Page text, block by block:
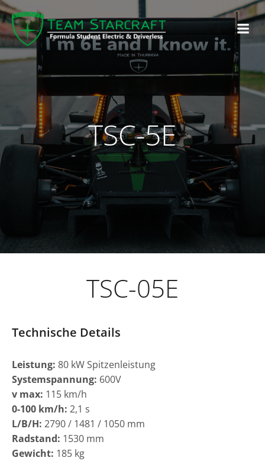
TSC-5E
TSC-05E
Technische Details
Leistung: 80 kW Spitzenleistung
Systemspannung: 600V
v max: 115 km/h
0-100 km/h: 2,1 s
L/B/H: 2790 / 1481 / 1050 mm
Radstand: 1530 mm
Gewicht: 185 kg